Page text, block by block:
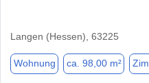
Langen (Hessen), 63225
Wohnung ca. 98,00 m²